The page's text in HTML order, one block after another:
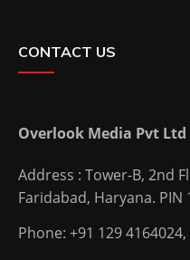
CONTACT US
Overlook Media Pvt Ltd
Address : Tower-B, 2nd
Faridabad, Haryana. PIN
Phone: +91 129